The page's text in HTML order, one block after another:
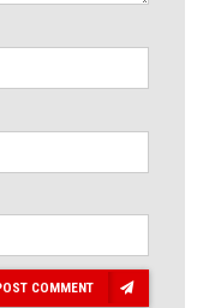
COMMENT